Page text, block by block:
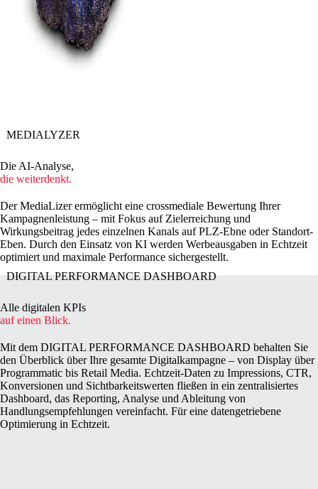
MEDIALYZER
Die AI-Analyse,
die weiterdenkt.
Der MediaLizer ermöglicht eine crossmediale Bewertung Ihrer
Kampagnenleistung – mit Fokus auf Zielerreichung und
Wirkungsbeitrag jedes einzelnen Kanals auf PLZ-Ebne oder Standort-
Eben. Durch den Einsatz von KI werden Werbeausgaben in Echtzeit
optimiert und maximale Performance sichergestellt.
DIGITAL PERFORMANCE DASHBOARD
Alle digitalen KPIs
auf einen Blick.
Mit dem DIGITAL PERFORMANCE DASHBOARD behalten Sie
den Überblick über Ihre gesamte Digitalkampagne – von Display über
Programmatic bis Retail Media. Echtzeit-Daten zu Impressions, CTR,
Konversionen und Sichtbarkeitswerten fließen in ein zentralisiertes
Dashboard, das Reporting, Analyse und Ableitung von
Handlungsempfehlungen vereinfacht. Für eine datengetriebene
Optimierung in Echtzeit.